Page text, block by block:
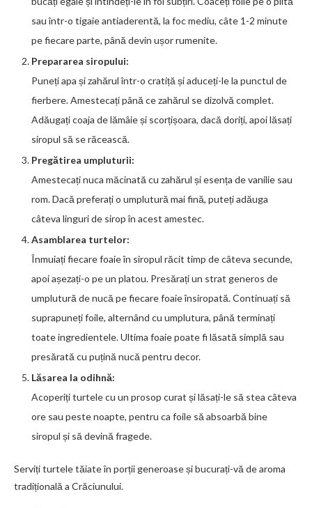
sau într-o tigaie antiaderentă, la foc mediu, câte 1-2 minute
pe fiecare parte, până devin ușor rumenite.
Prepararea siropului:
Puneți apa și zahărul într-o cratiță și aduceți-le la punctul de
fierbere. Amestecați până ce zahărul se dizolvă complet.
Adăugați coaja de lămâie și scorțișoara, dacă doriți, apoi lăsați
siropul să se răcească.
Pregătirea umpluturii:
Amestecați nuca măcinată cu zahărul și esența de vanilie sau
rom. Dacă preferați o umplutură mai fină, puteți adăuga
câteva linguri de sirop în acest amestec.
Asamblarea turtelor:
Înmuiați fiecare foaie în siropul răcit timp de câteva secunde,
apoi așezați-o pe un platou. Presărați un strat generos de
umplutură de nucă pe fiecare foaie însiropată. Continuați să
suprapuneți foile, alternând cu umplutura, până terminați
toate ingredientele. Ultima foaie poate fi lăsată simplă sau
presărată cu puțină nucă pentru decor.
Lăsarea la odihnă:
Acoperiți turtele cu un prosop curat și lăsați-le să stea câteva
ore sau peste noapte, pentru ca foile să absoarbă bine
siropul și să devină fragede.
Serviți turtele tăiate în porții generoase și bucurați-vă de aroma
tradițională a Crăciunului.